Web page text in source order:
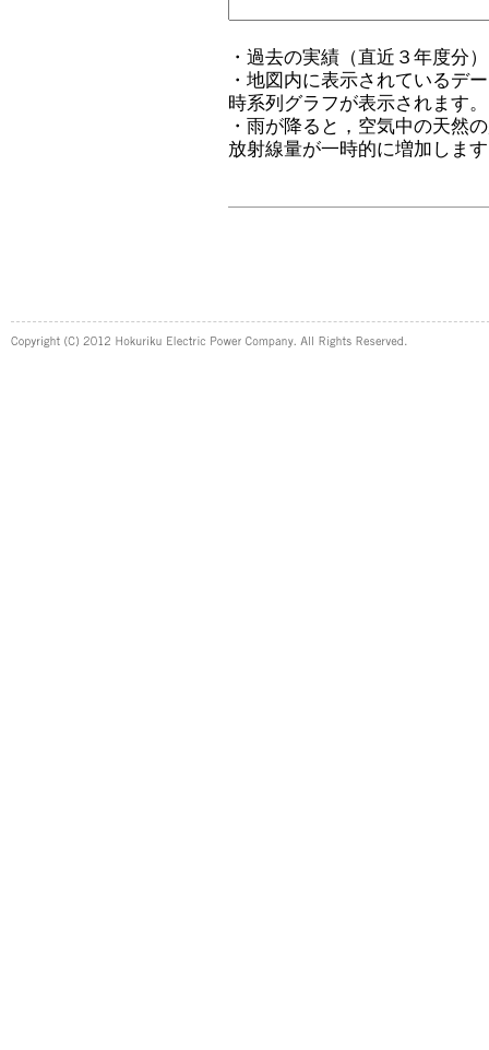
・過去の実績（直近３年度分
・地図内に表示されているデ
時系列グラフが表示されます。
・雨が降ると，空気中の天然
放射線量が一時的に増加しま